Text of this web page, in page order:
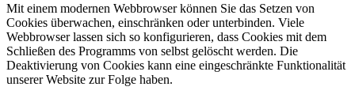
Mit einem modernen Webbrowser können Sie das Setzen von
Cookies überwachen, einschränken oder unterbinden. Viele
Webbrowser lassen sich so konfigurieren, dass Cookies mit dem
Schließen des Programms von selbst gelöscht werden. Die
Deaktivierung von Cookies kann eine eingeschränkte Funktionalität
unserer Website zur Folge haben.